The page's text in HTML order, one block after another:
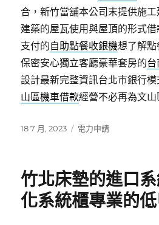
合，新竹當舖本公司末提供施
建築的屋瓦使用與屋頂的形式
支付的自助點餐收銀機想了解
保密安心獨立客廳豪華套房的台
設計最新完整資訊台北市銀行
山區機車借款經營不必再為文
發
18 7 月, 2023
分
電力申請
竹北床墊的進口
化系統櫃專業的